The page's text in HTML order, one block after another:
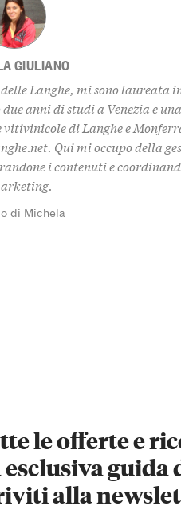
GIULIANO
Langhe, mi sono laureata
anni di studi a Venezia e
di Langhe e
Qui mi occupo della
i contenuti e
di Michela
le offerte e
guida
alla